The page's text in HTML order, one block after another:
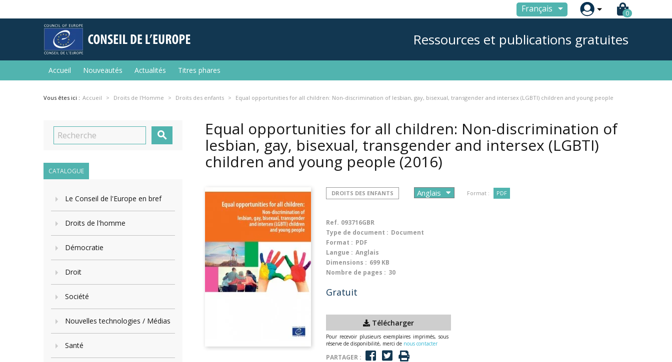
Français  0
Ressources et publications gratuites
Accueil Nouveautés Actualités Titres phares
Vous êtes ici : Accueil Droits de l'Homme Droits des enfants Equal opportunities for all children: Non-discrimination of lesbian, gay, bisexual, transgender and intersex (LGBTI) children and young people

CATALOGUE
Le Conseil de l'Europe en bref
Droits de l'homme
Démocratie
Droit
Société
Nouvelles technologies / Médias
Santé
Equal opportunities for all children: Non-discrimination of
lesbian, gay, bisexual, transgender and intersex (LGBTI)
children and young people (2016)
DROITS DES ENFANTS Format : PDF
Ref. 093716GBR
Type de document : Document
Format : PDF
Langue : Anglais
Dimensions : 699 KB
Nombre de pages : 30
Gratuit
Télécharger
Pour recevoir plusieurs exemplaires imprimés, sous
réserve de disponibilité, merci de nous contacter
PARTAGER :